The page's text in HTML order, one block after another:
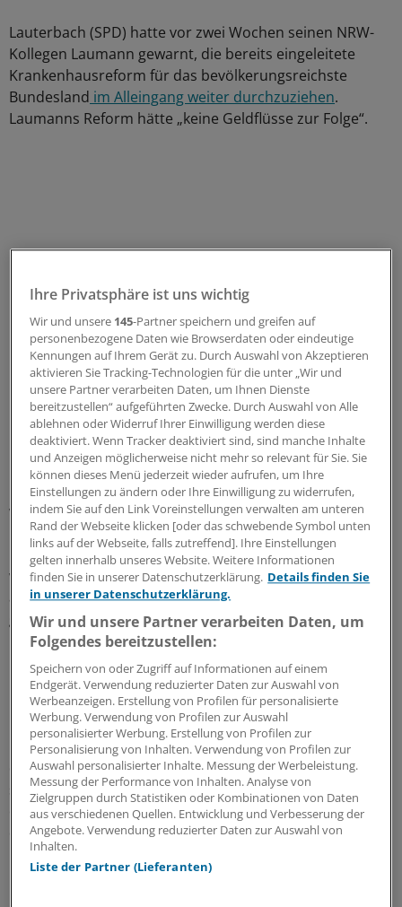
Lauterbach (SPD) hatte vor zwei Wochen seinen NRW-
Kollegen Laumann gewarnt, die bereits eingeleitete
Krankenhausreform für das bevölkerungsreichste
Bundesland im Alleingang weiter durchzuziehen.
Laumanns Reform hätte „keine Geldflüsse zur Folge“.
Im Interview der „Rheinischen Post“ bezeichnete
Laumann die Zusammenarbeit mit Lauterbach
inzwischen wieder als gut. Auf die Frage, ob die NRW-
Krankenhausplanung nach Inkrafttreten der
Bundesreform unverändert fortbestehen könne oder
womöglich doch nachjustiert werden müsse, erklärte
Laumann: „Die Fachleute aus Bund und Ländern
beschäftigen sich jetzt noch mit der Ausgestaltung. Das
wird man dann sehen müssen.“ Aber Experten – auch
aus der Regierungskommission – hätten schon immer
gesagt, dass die NRW-Krankenhausplanung mit der
Reform des Bundes kompatibel sei.
Laumann: Regionale Herausforderungen
berücksichtigen
Die Krankenhausplanung sei nun mal sehr stark Sache
der Länder, und das werde inzwischen auch vom Bund
so akzeptiert. „Es ist gut, dass wir jetzt eine bundesweit
einheitliche Leistungsgruppensystematik bekommen,
die dann aber vor Ort je nach den Anforderungen der
Regionen umgesetzt wird“, erläuterte der NRW-
Gesundheitsminister im „RP“-Interview. Im Rheinland
Ihre Privatsphäre ist uns wichtig
Wir und unsere 145-Partner speichern und greifen auf
personenbezogene Daten wie Browserdaten oder eindeutige
Kennungen auf Ihrem Gerät zu. Durch Auswahl von Akzeptieren
aktivieren Sie Tracking-Technologien für die unter „Wir und
unsere Partner verarbeiten Daten, um Ihnen Dienste
bereitzustellen“ aufgeführten Zwecke. Durch Auswahl von Alle
ablehnen oder Widerruf Ihrer Einwilligung werden diese
deaktiviert. Wenn Tracker deaktiviert sind, sind manche Inhalte
und Anzeigen möglicherweise nicht mehr so relevant für Sie. Sie
können dieses Menü jederzeit wieder aufrufen, um Ihre
Einstellungen zu ändern oder Ihre Einwilligung zu widerrufen,
indem Sie auf den Link Voreinstellungen verwalten am unteren
Rand der Webseite klicken [oder das schwebende Symbol unten
links auf der Webseite, falls zutreffend]. Ihre Einstellungen
gelten innerhalb unseres Website. Weitere Informationen
finden Sie in unserer Datenschutzerklärung. Details finden Sie
in unserer Datenschutzerklärung.
Wir und unsere Partner verarbeiten Daten, um
Folgendes bereitzustellen:
Speichern von oder Zugriff auf Informationen auf einem
Endgerät. Verwendung reduzierter Daten zur Auswahl von
Werbeanzeigen. Erstellung von Profilen für personalisierte
Werbung. Verwendung von Profilen zur Auswahl
personalisierter Werbung. Erstellung von Profilen zur
Personalisierung von Inhalten. Verwendung von Profilen zur
Auswahl personalisierter Inhalte. Messung der Werbeleistung.
Messung der Performance von Inhalten. Analyse von
Zielgruppen durch Statistiken oder Kombinationen von Daten
aus verschiedenen Quellen. Entwicklung und Verbesserung der
Angebote. Verwendung reduzierter Daten zur Auswahl von
Inhalten.
Liste der Partner (Lieferanten)